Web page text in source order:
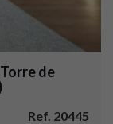
de
Ref. 20445